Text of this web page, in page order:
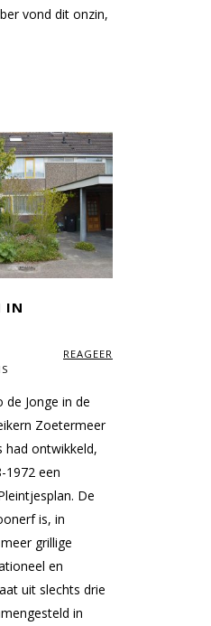
vond dit onzin,
IN
REAGEER
Jonge in de
Zoetermeer
had ontwikkeld,
1972 een
De
is, in
grillige
en
uit slechts drie
in